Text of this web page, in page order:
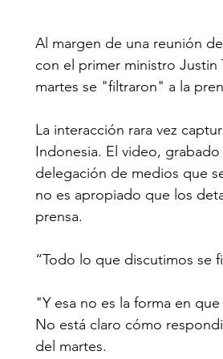
Al margen de una reunión
con el primer ministro
martes se "filtraron" a la
La interacción rara vez
Indonesia. El video,
delegación de medios que
no es apropiado que los
prensa.
“Todo lo que discutimos se
"Y esa no es la forma en
No está claro cómo
del martes.